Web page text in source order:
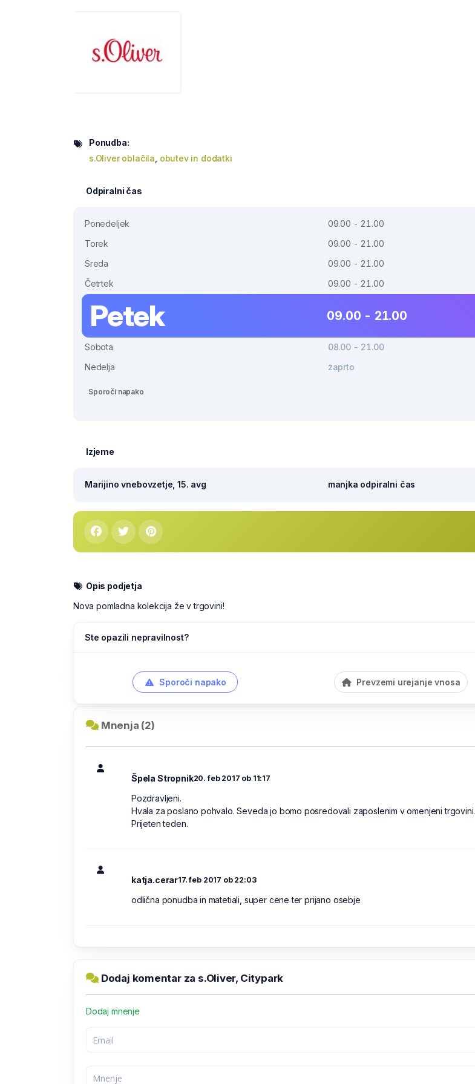
Ponudba:
s.Oliver oblačila, obutev in dodatki
Odpiralni čas
Ponedeljek
09.00 - 21.00
Torek
09.00 - 21.00
Sreda
09.00 - 21.00
Četrtek
09.00 - 21.00
Petek 09.00 - 21.00
Sobota
08.00 - 21.00
Nedelja
zaprto
Sporoči napako
Izjeme
Marijino vnebovzetje, 15. avg manjka odpiralni čas
Opis podjetja
Nova pomladna kolekcija že v trgovini!
Ste opazili nepravilnost?
Sporoči napako Prevzemi urejanje vnosa
Mnenja (2)
Špela Stropnik20. feb 2017 ob 11:17
Pozdravljeni.
Hvala za poslano pohvalo. Seveda jo bomo posredovali zaposlenim v omenjeni trgovini.
Prijeten teden.
katja.cerar17. feb 2017 ob 22:03
odlična ponudba in matetiali, super cene ter prijano osebje
Dodaj komentar za s.Oliver, Citypark
Dodaj mnenje